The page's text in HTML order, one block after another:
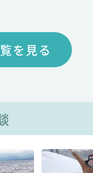
を見る